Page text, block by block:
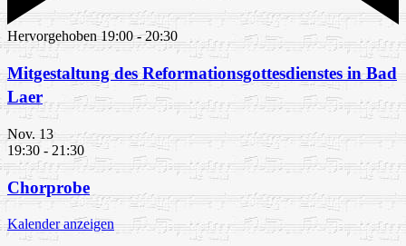
Hervorgehoben 19:00-20:30
Mitgestaltung des Reformationsgottesdienstes in Bad
Laer
Nov.13
19:30 - 21:30
Chorprobe
Kalender anzeigen